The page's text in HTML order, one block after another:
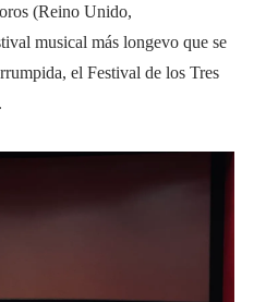
(Reino Unido,
musical más longevo que se
el Festival de los Tres